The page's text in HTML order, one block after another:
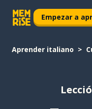
Empezar a
Aprender italiano